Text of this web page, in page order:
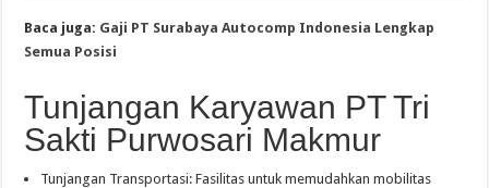
Baca juga: Gaji PT Surabaya Autocomp Indonesia Lengkap
Semua Posisi
Tunjangan Karyawan PT Tri
Sakti Purwosari Makmur
Tunjangan Transportasi: Fasilitas untuk memudahkan mobilitas